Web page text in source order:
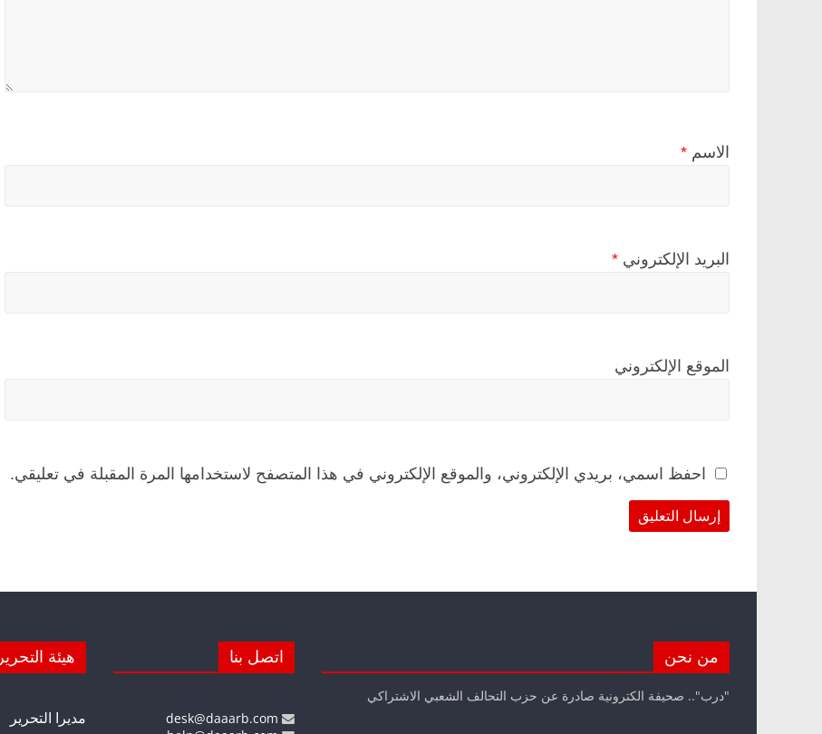
الاسم *
البريد الإلكتروني *
الموقع الإلكتروني
احفظ اسمي، بريدي الإلكتروني، والموقع الإلكتروني في هذا المتصفح لاستخدامها المرة المقبلة في تعليقي.
من نحن
"درب".. صحيفة الكترونية صادرة عن حزب التحالف الشعبي الاشتراكي
اتصل بنا هيئة التحرير
مديرا التحرير